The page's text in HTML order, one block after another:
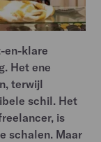
en-klare
Het ene
terwijl
schil. Het
is
schalen. Maar